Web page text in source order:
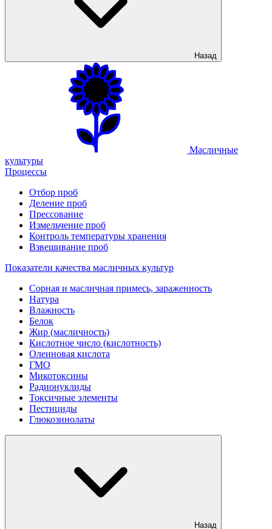
Назад
Масличные
культуры
Процессы
Отбор проб
Деление проб
Прессование
Измельчение проб
Контроль температуры хранения
Взвешивание проб
Показатели качества масличных культур
Сорная и масличная примесь, зараженность
Натура
Влажность
Белок
Жир (масличность)
Кислотное число (кислотность)
Олеиновая кислота
ГМО
Микотоксины
Радионуклиды
Токсичные элементы
Пестициды
Глюкозинолаты
Назад